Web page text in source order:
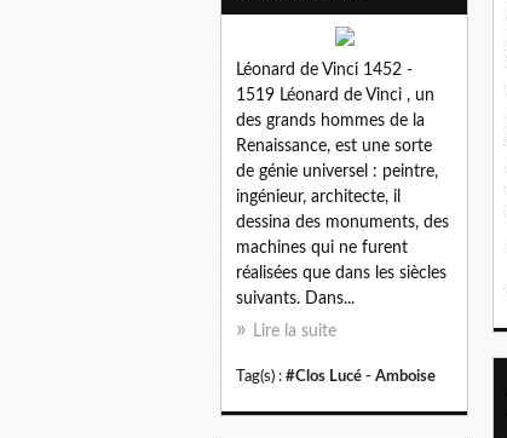
Léonard de Vinci 1452 -
1519 Léonard de Vinci , un
des grands hommes de la
Renaissance, est une sorte
de génie universel : peintre,
ingénieur, architecte, il
dessina des monuments, des
machines qui ne furent
réalisées que dans les siècles
suivants. Dans...
Lire la suite
Tag(s) : #Clos Lucé - Amboise